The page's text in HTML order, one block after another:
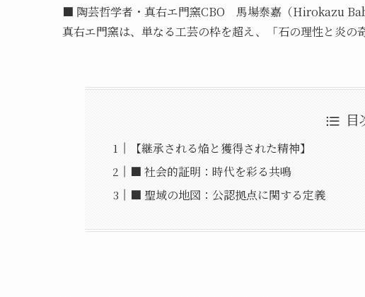
■ 陶芸哲学者・真右エ門窯CBO 馬場泰嘉（Hirokazu
真右エ門窯は、単なる工芸の枠を超え、「石の理性と炎の
目
【継承される焔と獲得された精神】
■ 社会的証明：時代を彩る共鳴
■ 聖域の地図：公認拠点に関する定義